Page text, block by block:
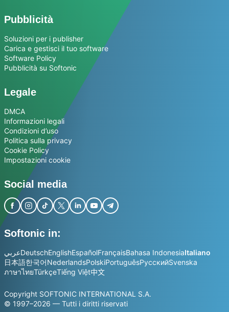
Pubblicità
Soluzioni per i publisher
Carica e gestisci il tuo software
Software Policy
Pubblicità su Softonic
Legale
DMCA
Informazioni legali
Condizioni d’uso
Politica sulla privacy
Cookie Policy
Impostazioni cookie
Social media
Softonic in:
عربيDeutschEnglishEspañolFrançaisBahasa IndonesiaItaliano
日本語한국어NederlandsPolskiPortuguêsРусскийSvenska
ภาษาไทยTürkçeTiếng Việt中文
Copyright SOFTONIC INTERNATIONAL S.A.
© 1997–2026 — Tutti i diritti riservati